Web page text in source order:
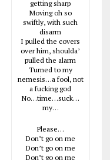
getting sharp
Moving oh so
swiftly, with such
disarm
I pulled the covers
over him, shoulda’
pulled the alarm
Turned to my
nemesis…a fool, not
a fucking god
No…time…suck…
my…
Please…
Don’t go on me
Don’t go on me
Don’t go on me